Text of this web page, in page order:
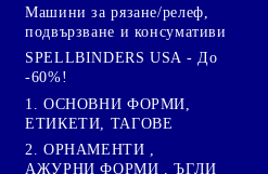
Машини за рязане/релеф,
подвързване и консумативи
SPELLBINDERS USA - До
-60%!
1. ОСНОВНИ ФОРМИ,
ЕТИКЕТИ, ТАГОВЕ
2. ОРНАМЕНТИ ,
АЖУРНИ ФОРМИ , ЪГЛИ